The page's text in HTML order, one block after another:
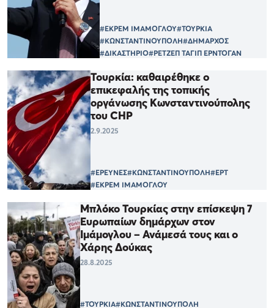
#ΕΚΡΕΜ ΙΜΑΜΟΓΛΟΥ#ΤΟΥΡΚΙΑ
#ΚΩΝΣΤΑΝΤΙΝΟΥΠΟΛΗ#ΔΗΜΑΡΧΟΣ
#ΔΙΚΑΣΤΗΡΙΟ#ΡΕΤΖΕΠ ΤΑΓΙΠ ΕΡΝΤΟΓΑΝ
Τουρκία: καθαιρέθηκε o
επικεφαλής της τοπικής
οργάνωσης Κωνσταντινούπολης
του CHP
2.9.2025
#ΕΡΕΥΝΕΣ#ΚΩΝΣΤΑΝΤΙΝΟΥΠΟΛΗ#ΕΡΤ
#ΕΚΡΕΜ ΙΜΑΜΟΓΛΟΥ
Μπλόκο Τουρκίας στην επίσκεψη 7
Ευρωπαίων δημάρχων στον
Ιμάμογλου – Ανάμεσά τους και ο
Χάρης Δούκας
28.8.2025
#ΤΟΥΡΚΙΑ#ΚΩΝΣΤΑΝΤΙΝΟΥΠΟΛΗ